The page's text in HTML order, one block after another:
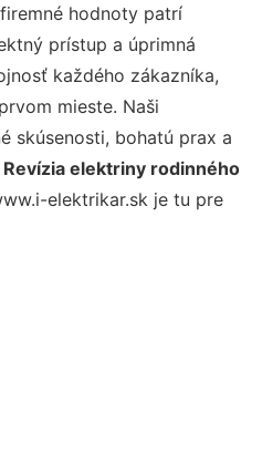
hodnoty patrí
prístup a úprimná
každého zákazníka,
mieste. Naši
skúsenosti, bohatú prax a
Revízia elektriny rodinného
elektrikar.sk je tu pre